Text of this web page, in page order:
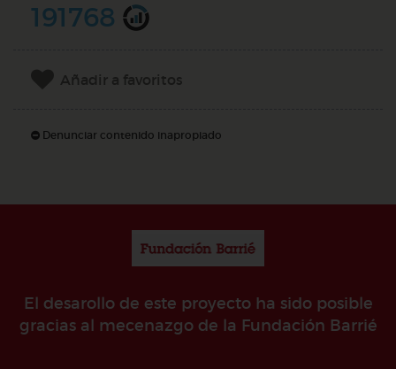
191768
Añadir a favoritos
Denunciar contenido inapropiado
El desarollo de este proyecto ha sido posible
gracias al mecenazgo de la Fundación Barrié